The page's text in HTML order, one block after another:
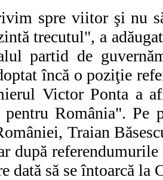
spre viitor şi nu
trecutul", a
partid de
încă o poziţie
Victor Ponta a
pentru România". Pe
Traian
după
dată să se întoarcă la